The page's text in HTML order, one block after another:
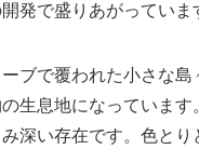
発で盛りあがっていま
ブで覆われた小さな
生息地になっていま
深い存在です。色と